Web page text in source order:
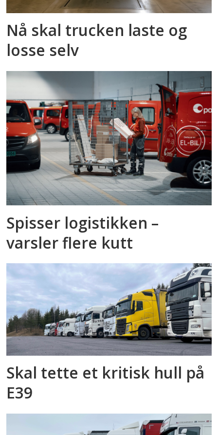
Nå skal trucken laste og
losse selv
Spisser logistikken –
varsler flere kutt
Skal tette et kritisk hull på
E39